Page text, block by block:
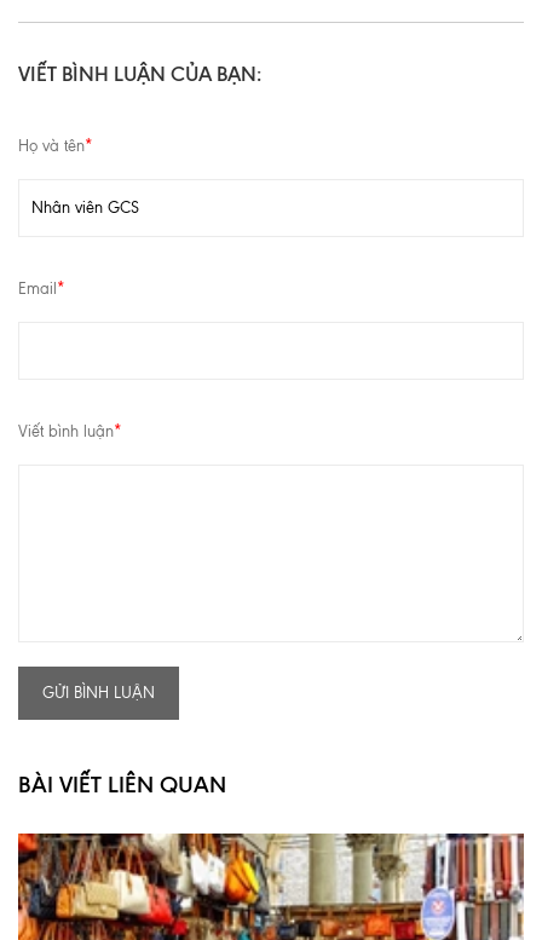
VIẾT BÌNH LUẬN CỦA BẠN:
Họ và tên*
Email *
Viết bình luận*
GỬI BÌNH LUẬN
BÀI VIẾT LIÊN QUAN